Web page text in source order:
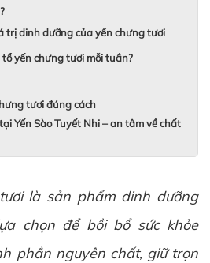
trị dinh dưỡng của yến chưng tươi
yến chưng tươi mỗi tuần?
tươi đúng cách
Yến Sào Tuyết Nhi – an tâm về chất
là sản phẩm dinh dưỡng
chọn để bồi bổ sức khỏe
phần nguyên chất, giữ trọn